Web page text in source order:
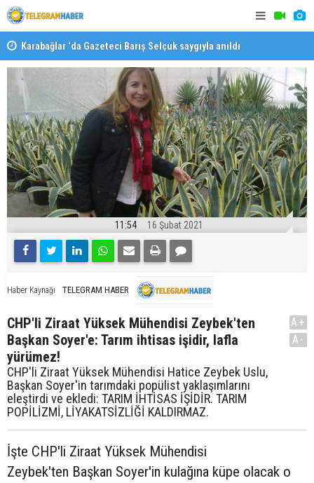
Karabağlar ‘da Gazeteci Barış Selçuk saygıyla anıldı
11:54 16 Şubat 2021
Haber Kaynağı TELEGRAM HABER
CHP'li Ziraat Yüksek Mühendisi Zeybek'ten
Başkan Soyer'e: Tarım ihtisas işidir, lafla
yürümez!
CHP'li Ziraat Yüksek Mühendisi Hatice Zeybek Uslu,
Başkan Soyer'in tarımdaki popülist yaklaşımlarını
eleştirdi ve ekledi: TARIM İHTİSAS İŞİDİR. TARIM
POPİLİZMİ, LİYAKATSİZLİĞİ KALDIRMAZ.
A+
A-
İşte CHP'li Ziraat Yüksek Mühendisi
Zeybek'ten Başkan Soyer'in kulağına küpe olacak o